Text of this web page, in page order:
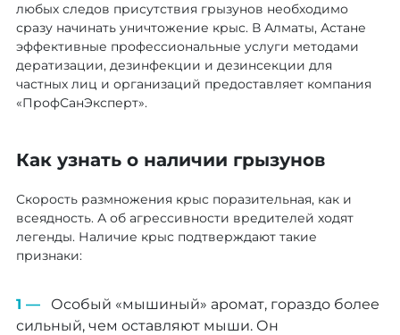
любых следов присутствия грызунов необходимо
сразу начинать уничтожение крыс. В Алматы, Астане
эффективные профессиональные услуги методами
дератизации, дезинфекции и дезинсекции для
частных лиц и организаций предоставляет компания
«ПрофСанЭксперт».
Как узнать о наличии грызунов
Скорость размножения крыс поразительная, как и
всеядность. А об агрессивности вредителей ходят
легенды. Наличие крыс подтверждают такие
признаки:
Особый «мышиный» аромат, гораздо более
сильный, чем оставляют мыши. Он